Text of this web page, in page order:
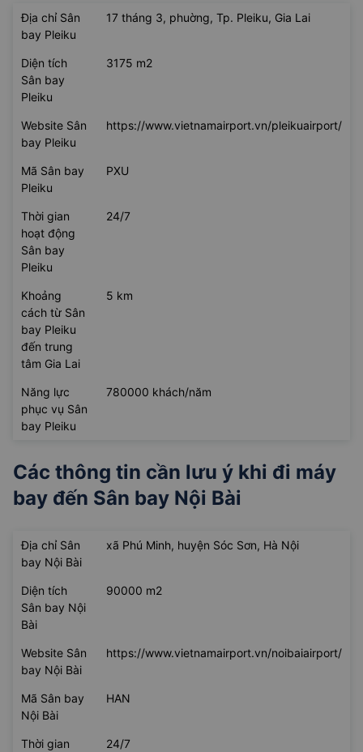
Địa chỉ Sân
bay Pleiku
17 tháng 3, phuờng, Tp. Pleiku, Gia Lai
Diện tích
Sân bay
Pleiku
3175 m2
Website Sân
bay Pleiku
https://www.vietnamairport.vn/pleikuairport/
Mã Sân bay
Pleiku
PXU
Thời gian
hoạt động
Sân bay
Pleiku
24/7
Khoảng
cách từ Sân
bay Pleiku
đến trung
tâm Gia Lai
5 km
Năng lực
phục vụ Sân
bay Pleiku
780000 khách/năm
Các thông tin cần lưu ý khi đi máy
bay đến Sân bay Nội Bài
Địa chỉ Sân
bay Nội Bài
xã Phú Minh, huyện Sóc Sơn, Hà Nội
Diện tích
Sân bay Nội
Bài
90000 m2
Website Sân
bay Nội Bài
https://www.vietnamairport.vn/noibaiairport/
Mã Sân bay
Nội Bài
HAN
Thời gian
24/7